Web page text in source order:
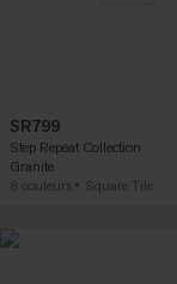
SR799
Step Repeat Collection
Granite
8 couleurs
Square Tile